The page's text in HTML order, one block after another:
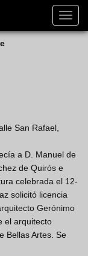
San Rafael,
a D. Manuel de
de Quirós e
celebrada el 12-
solicitó licencia
Gerónimo
el arquitecto
Bellas Artes. Se